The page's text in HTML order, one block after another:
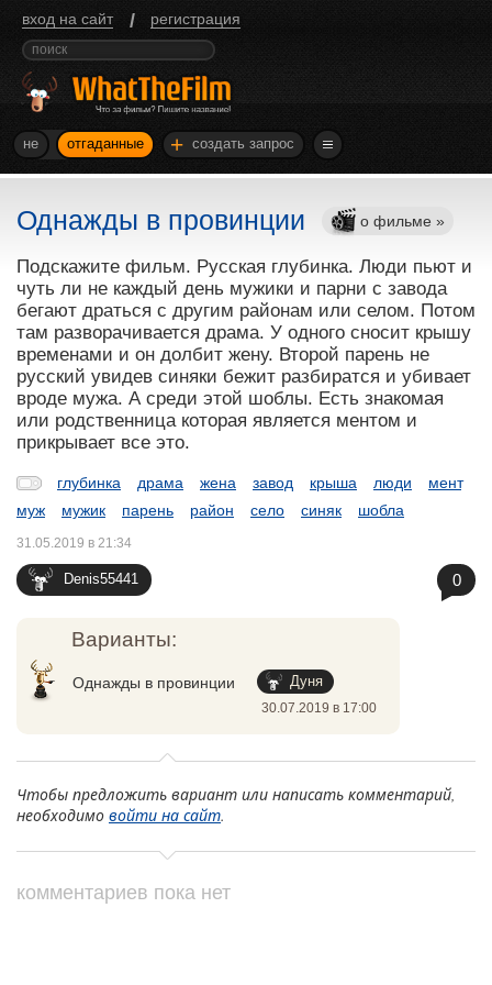
вход на сайт / регистрация
не отгаданные + создать запрос
Однажды в провинции о фильме »
Подскажите фильм. Русская глубинка. Люди пьют и
чуть ли не каждый день мужики и парни с завода
бегают драться с другим районам или селом. Потом
там разворачивается драма. У одного сносит крышу
временами и он долбит жену. Второй парень не
русский увидев синяки бежит разбиратся и убивает
вроде мужа. А среди этой шоблы. Есть знакомая
или родственница которая является ментом и
прикрывает все это.
глубинка драма жена завод крыша люди
мент
муж
мужик парень район село синяк шобла
Denis55441
31.05.2019 в 21:34
0
Варианты:
Однажды в провинции Дуня
30.07.2019 в 17:00
Чтобы предложить вариант или написать комментарий,
необходимо войти на сайт.
комментариев пока нет